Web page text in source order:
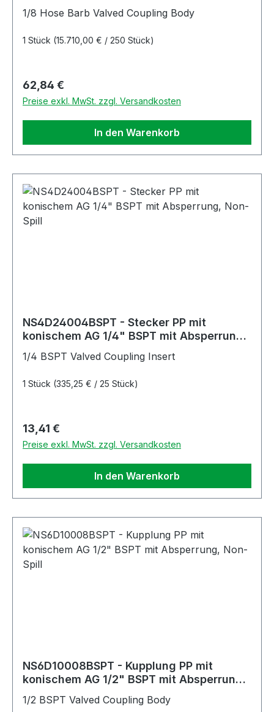
1/8 Hose Barb Valved Coupling Body
1 Stück (15.710,00 € / 250 Stück)
Regulärer Preis:
62,84 €
Preise exkl. MwSt. zzgl. Versandkosten
In den Warenkorb
NS4D24004BSPT - Stecker PP mit
konischem AG 1/4" BSPT mit Absperrung,
1/4 BSPT Valved Coupling Insert
1 Stück (335,25 € / 25 Stück)
Regulärer Preis:
13,41 €
Preise exkl. MwSt. zzgl. Versandkosten
In den Warenkorb
NS6D10008BSPT - Kupplung PP mit
konischem AG 1/2" BSPT mit Absperrung,
1/2 BSPT Valved Coupling Body